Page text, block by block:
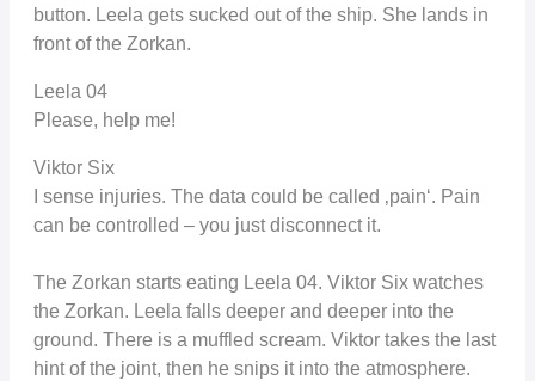
button. Leela gets sucked out of the ship. She lands in
front of the Zorkan.
Leela 04
Please, help me!
Viktor Six
I sense injuries. The data could be called ‚pain‘. Pain
can be controlled – you just disconnect it.
The Zorkan starts eating Leela 04. Viktor Six watches
the Zorkan. Leela falls deeper and deeper into the
ground. There is a muffled scream. Viktor takes the last
hint of the joint, then he snips it into the atmosphere.